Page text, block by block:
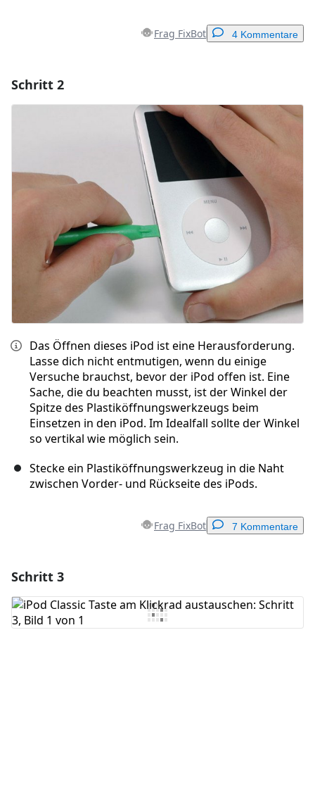
Frag FixBot 4 Kommentare
Kommentar hinzufügen
Abbrechen Kommentieren
Schritt 2
Das Öffnen dieses iPod ist eine Herausforderung.
Lasse dich nicht entmutigen, wenn du einige
Versuche brauchst, bevor der iPod offen ist. Eine
Sache, die du beachten musst, ist der Winkel der
Spitze des Plastiköffnungswerkzeugs beim
Einsetzen in den iPod. Im Idealfall sollte der Winkel
so vertikal wie möglich sein.
Stecke ein Plastiköffnungswerkzeug in die Naht
zwischen Vorder- und Rückseite des iPods.
Frag FixBot 7 Kommentare
Kommentar hinzufügen
Schritt 3